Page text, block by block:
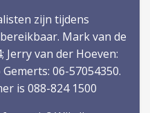
zijn tijdens
Mark van de
Jerry van der Hoeven:
06-57054350.
is 088-824 1500